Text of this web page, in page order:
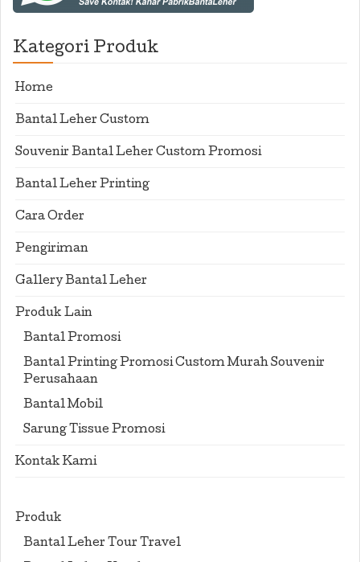
Kategori Produk
Home
Bantal Leher Custom
Souvenir Bantal Leher Custom Promosi
Bantal Leher Printing
Cara Order
Pengiriman
Gallery Bantal Leher
Produk Lain
Bantal Promosi
Bantal Printing Promosi Custom Murah Souvenir
Perusahaan
Bantal Mobil
Sarung Tissue Promosi
Kontak Kami
Produk
Bantal Leher Tour Travel